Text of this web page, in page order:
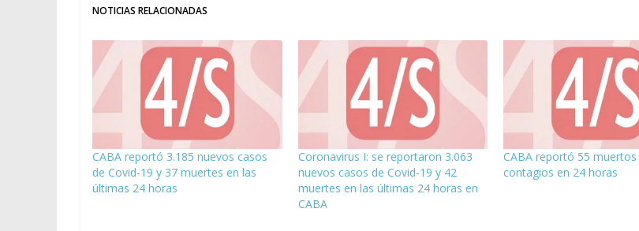
NOTICIAS RELACIONADAS
CABA reportó 3.185 nuevos casos
de Covid-19 y 37 muertes en las
últimas 24 horas
Coronavirus I: se reportaron 3.063
nuevos casos de Covid-19 y 42
muertes en las últimas 24 horas en
CABA
CABA reportó 55 muertos
contagios en 24 horas